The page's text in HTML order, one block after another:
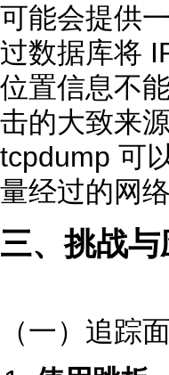
可能会提供
过数据库将
位置信息不
击的大致来
tcpdump 可
量经过的网
三、挑战与
（一）追踪